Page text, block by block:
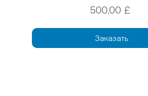
500,00 £
Заказать